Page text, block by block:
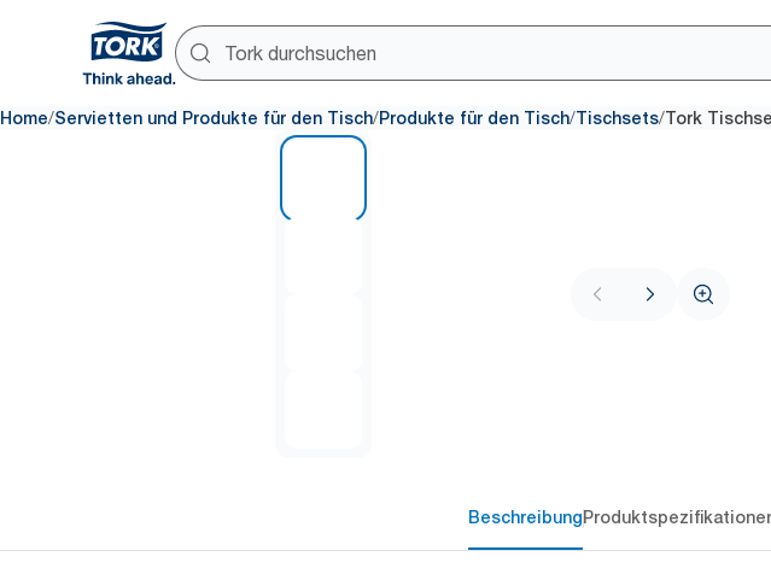
Home/Servietten und Produkte für den Tisch/Produkte für den Tisch/Tischsets/Tork
Beschreibung